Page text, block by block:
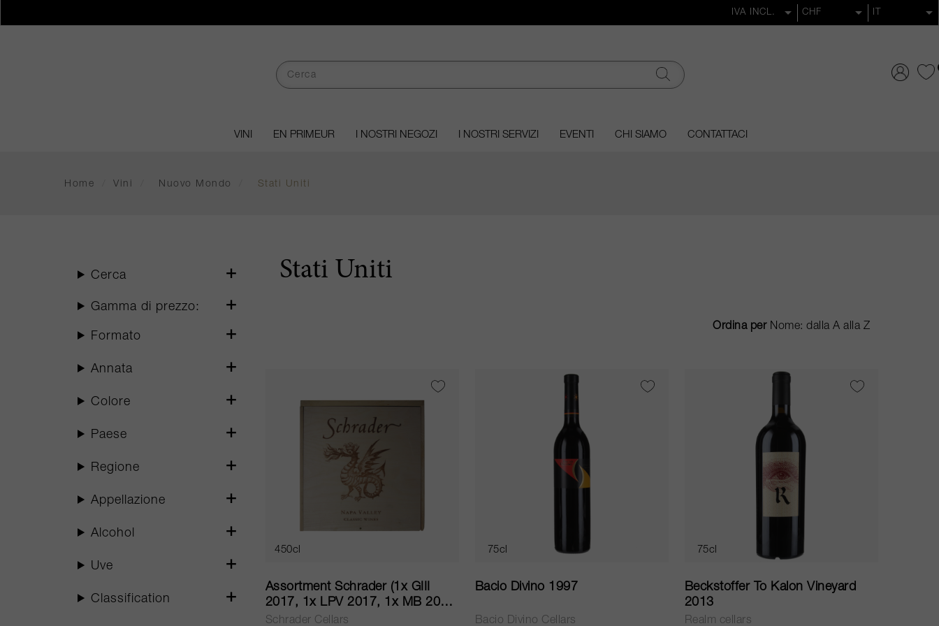
VINI EN PRIMEUR I NOSTRI NEGOZI I NOSTRI SERVIZI EVENTI CHI SIAMO CONTATTACI
Home Vini Nuovo Mondo Stati Uniti
Stati Uniti
Ordina per
450cl
Assortment Schrader (1x GIII
2017, 1x LPV 2017, 1x MB 2017,
2x RBS 2017, 1x T6 2017) 2017
Schrader Cellars
75cl
Bacio Divino 1997
Bacio Divino Cellars
75cl
Beckstoffer To Kalon Vineyard
2013
Realm cellars
Cerca
Gamma di prezzo:
Formato
Annata
Colore
Paese
Regione
Appellazione
Alcohol
Uve
Classification